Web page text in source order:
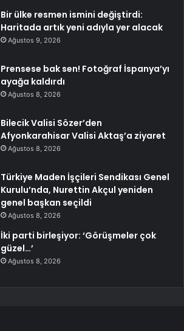
Bir ülke resmen ismini değiştirdi:
Haritada artık yeni adıyla yer alacak
Ağustos 9, 2026
Prensese bak sen! Fotoğraf İspanya’yı
ayağa kaldırdı
Ağustos 8, 2026
Bilecik Valisi Sözer’den
Afyonkarahisar Valisi Aktaş’a ziyaret
Ağustos 8, 2026
Türkiye Maden İşçileri Sendikası Genel
Kurulu’nda, Nurettin Akçul yeniden
genel başkan seçildi
Ağustos 8, 2026
İki parti birleşiyor: ‘Görüşmeler çok
güzel…’
Ağustos 8, 2026